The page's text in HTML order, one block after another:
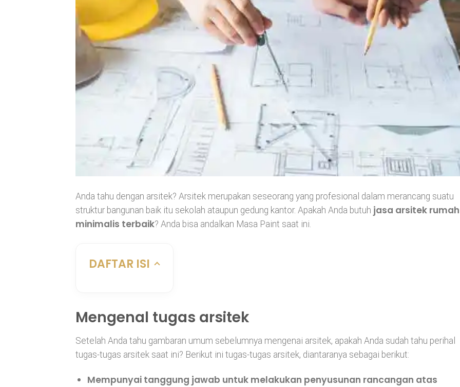
Anda tahu dengan arsitek? Arsitek merupakan seseorang yang profesional dalam merancang suatu
struktur bangunan baik itu sekolah ataupun gedung kantor. Apakah Anda butuh jasa arsitek rumah
minimalis terbaik? Anda bisa andalkan Masa Paint saat ini.
DAFTAR ISI
Mengenal tugas arsitek
Setelah Anda tahu gambaran umum sebelumnya mengenai arsitek, apakah Anda sudah tahu perihal
tugas-tugas arsitek saat ini? Berikut ini tugas-tugas arsitek, diantaranya sebagai berikut:
Mempunyai tanggung jawab untuk melakukan penyusunan rancangan atas